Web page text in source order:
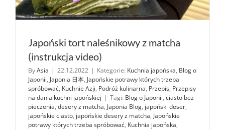
Japoński tort naleśnikowy z matcha
(instrukcja video)
ByAsia | 22.12.2022 | Kategorie: Kuchnia japońska, Blog o
Japonii, Japonia 日本, Japońskie potrawy których trzeba
spróbować, Kuchnie Azji, Podróż kulinarna, Przepis, Przepisy
na dania kuchni japońskiej | Tagi: Blog o Japonii, ciasto bez
pieczenia, desery z matcha, Japonia Blog, japoński deser,
japońskie ciasto, japońskie desery z matcha, Japońskie
potrawy których trzeba spróbować, Kuchnia japońska,